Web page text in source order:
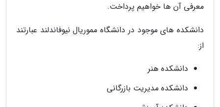
معرفی آن ها خواهیم پرداخت.
دانشکده های موجود در دانشگاه مموریال نیوفاندلند عبارتند
از:
دانشکده هنر
دانشکده مدیریت بازرگانی